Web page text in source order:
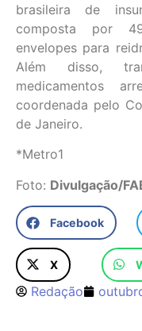
brasileira de
composta por
envelopes para
Além disso,
medicamentos
coordenada pelo
de Janeiro.
*Metro1
Foto: Divulgação/
Facebook
X
Redação